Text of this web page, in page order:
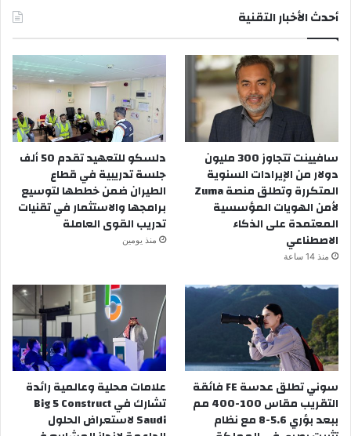
أحدث الأخبار التقنية
سافيينت تتجاوز 300 مليون
دولار من الإيرادات السنوية
المتكررة وتطلق منصة Zuma
لأمن الهويات المؤسسية
المعتمدة على الذكاء
الاصطناعي
منذ 14 ساعة
دلسكو للتعهيد تقدم 50 ألف
جلسة تدريبية في قطاع
الطيران ضمن خططها لتوسيع
برامجها والاستثمار في تقنيات
تدريب القوى العاملة
منذ يومين
سوني تطلق عدسة FE فائقة
التقريب مقاس 100-400 مم
ببعد بؤري 5.6-8 مع نظام
علامات محلية وعالمية رائدة
تشارك في Big 5 Construct
Saudi لاستعراض الحلول